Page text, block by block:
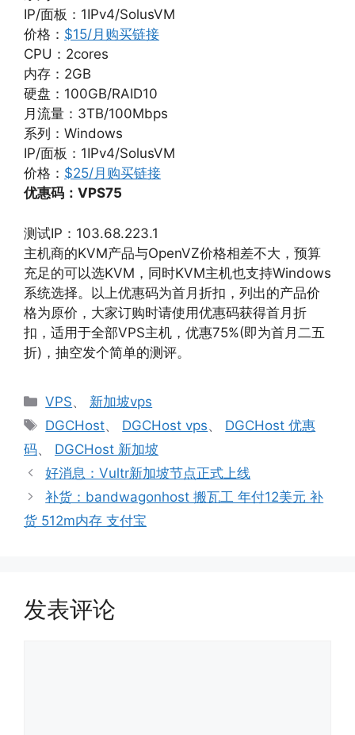
IP/面板：1IPv4/SolusVM
价格： $15/月购买链接
CPU：2cores
内存：2GB
硬盘：100GB/RAID10
月流量：3TB/100Mbps
系列：Windows
IP/面板：1IPv4/SolusVM
价格： $25/月购买链接
优惠码：VPS75
测试IP：103.68.223.1
主机商的KVM产品与OpenVZ价格相差不大，预算
充足的可以选KVM，同时KVM主机也支持Windows
系统选择。以上优惠码为首月折扣，列出的产品价
格为原价，大家订购时请使用优惠码获得首月折
扣，适用于全部VPS主机，优惠75%(即为首月二五
折)，抽空发个简单的测评。
分
类
VPS、 新加坡vps
标
签
DGCHost、 DGCHost vps、 DGCHost 优惠
码、 DGCHost 新加坡
好消息：Vultr新加坡节点正式上线
补货：bandwagonhost 搬瓦工 年付12美元 补
货 512m内存 支付宝
发表评论